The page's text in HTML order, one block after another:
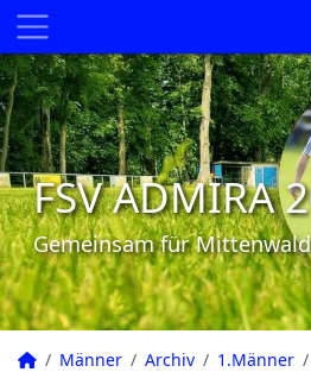
FSV ADMIRA
Gemeinsam für
Männer Archiv 1.Männer